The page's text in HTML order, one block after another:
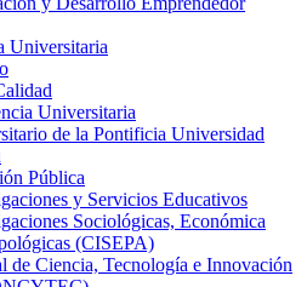
Universitaria
Universitaria
de la Pontificia Universidad
Pública
y Servicios Educativos
Sociológicas, Económica
(CISEPA)
de Ciencia, Tecnología e Innovación